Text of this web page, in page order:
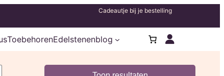
Cadeautje bij je bestelling
ToebehorenEdelstenenblog